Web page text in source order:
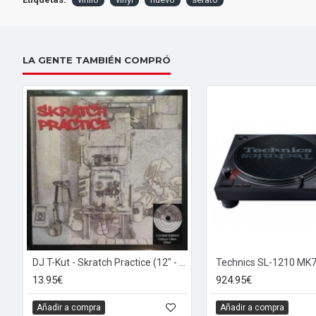
LA GENTE TAMBIÉN COMPRÓ
13.95€
Añadir a compra
Technics SL-1210 MK7
924.95€
Añadir a compra